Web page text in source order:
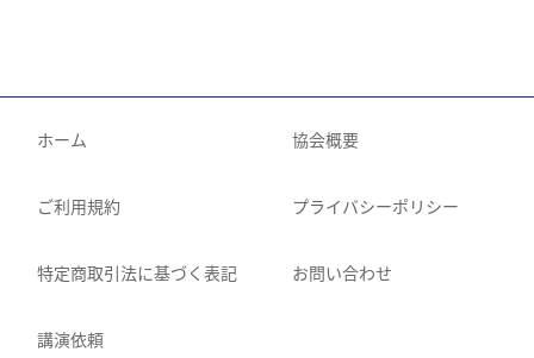
ホーム 協会概要
ご利用規約 プライバシーポリシー
特定商取引法に基づく表記 お問い合わせ
講演依頼